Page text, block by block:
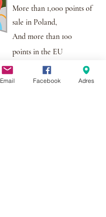
More than 1,000 points of
sale in Poland,
And more than 100
points in the EU
Al. Krakowska 2,
Email Facebook Adres